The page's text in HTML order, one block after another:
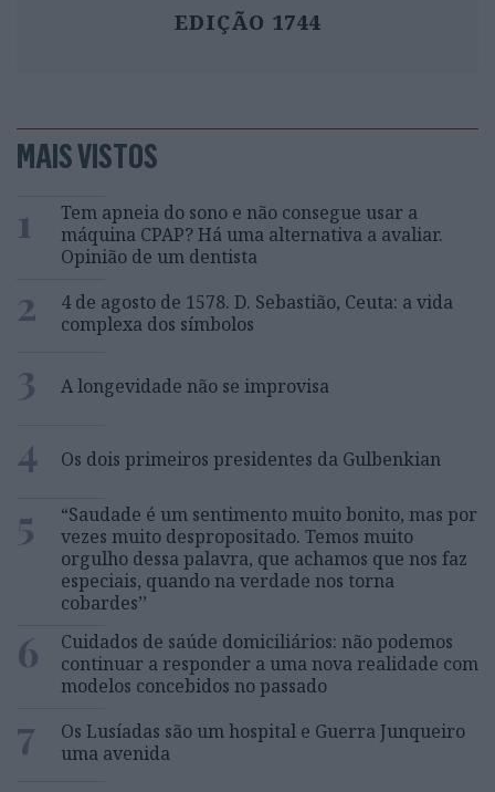
EDIÇÃO 1744
MAIS VISTOS
1
Tem apneia do sono e não consegue usar a
máquina CPAP? Há uma alternativa a avaliar.
Opinião de um dentista
2
4 de agosto de 1578. D. Sebastião, Ceuta: a vida
complexa dos símbolos
3 A longevidade não se improvisa
4 Os dois primeiros presidentes da Gulbenkian
5
“Saudade é um sentimento muito bonito, mas por
vezes muito despropositado. Temos muito
orgulho dessa palavra, que achamos que nos faz
especiais, quando na verdade nos torna
cobardes’’
6
Cuidados de saúde domiciliários: não podemos
continuar a responder a uma nova realidade com
modelos concebidos no passado
7
Os Lusíadas são um hospital e Guerra Junqueiro
uma avenida